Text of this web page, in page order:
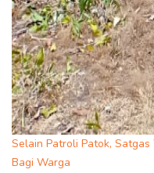
Selain Patroli Patok, Satgas
Bagi Warga